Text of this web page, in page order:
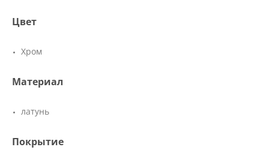
Цвет
Хром
Материал
латунь
Покрытие